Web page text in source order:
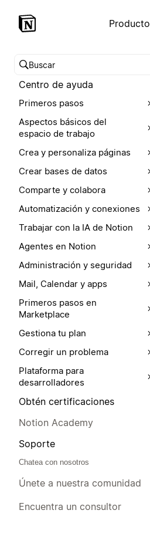
Producto
Buscar en el Centro de ayuda
Centro de ayuda
Primeros pasos
Aspectos básicos del
espacio de trabajo
Crea y personaliza páginas
Crear bases de datos
Comparte y colabora
Automatización y conexiones
Trabajar con la IA de Notion
Agentes en Notion
Administración y seguridad
Mail, Calendar y apps
Primeros pasos en
Marketplace
Gestiona tu plan
Corregir un problema
Plataforma para
desarrolladores
Obtén certificaciones
Notion Academy
Soporte
Chatea con nosotros
Únete a nuestra comunidad
Encuentra un consultor